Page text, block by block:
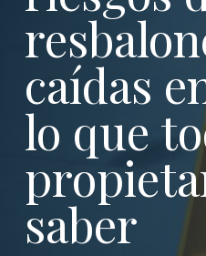
caídas
lo que
saber